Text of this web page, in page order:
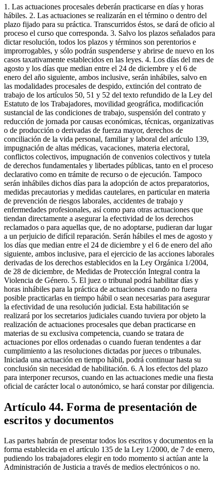
1. Las actuaciones procesales deberán practicarse en días y horas
hábiles. 2. Las actuaciones se realizarán en el término o dentro del
plazo fijado para su práctica. Transcurridos éstos, se dará de oficio al
proceso el curso que corresponda. 3. Salvo los plazos señalados para
dictar resolución, todos los plazos y términos son perentorios e
improrrogables, y sólo podrán suspenderse y abrirse de nuevo en los
casos taxativamente establecidos en las leyes. 4. Los días del mes de
agosto y los días que median entre el 24 de diciembre y el 6 de
enero del año siguiente, ambos inclusive, serán inhábiles, salvo en
las modalidades procesales de despido, extinción del contrato de
trabajo de los artículos 50, 51 y 52 del texto refundido de la Ley del
Estatuto de los Trabajadores, movilidad geográfica, modificación
sustancial de las condiciones de trabajo, suspensión del contrato y
reducción de jornada por causas económicas, técnicas, organizativas
o de producción o derivadas de fuerza mayor, derechos de
conciliación de la vida personal, familiar y laboral del artículo 139,
impugnación de altas médicas, vacaciones, materia electoral,
conflictos colectivos, impugnación de convenios colectivos y tutela
de derechos fundamentales y libertades públicas, tanto en el proceso
declarativo como en trámite de recurso o de ejecución. Tampoco
serán inhábiles dichos días para la adopción de actos preparatorios,
medidas precautorias y medidas cautelares, en particular en materia
de prevención de riesgos laborales, accidentes de trabajo y
enfermedades profesionales, así como para otras actuaciones que
tiendan directamente a asegurar la efectividad de los derechos
reclamados o para aquellas que, de no adoptarse, pudieran dar lugar
a un perjuicio de difícil reparación. Serán hábiles el mes de agosto y
los días que median entre el 24 de diciembre y el 6 de enero del año
siguiente, ambos inclusive, para el ejercicio de las acciones laborales
derivadas de los derechos establecidos en la Ley Orgánica 1/2004,
de 28 de diciembre, de Medidas de Protección Integral contra la
Violencia de Género. 5. El juez o tribunal podrá habilitar días y
horas inhábiles para la práctica de actuaciones cuando no fuera
posible practicarlas en tiempo hábil o sean necesarias para asegurar
la efectividad de una resolución judicial. Esta habilitación se
realizará por los secretarios judiciales cuando tuviera por objeto la
realización de actuaciones procesales que deban practicarse en
materias de su exclusiva competencia, cuando se tratara de
actuaciones por ellos ordenadas o cuando fueran tendentes a dar
cumplimiento a las resoluciones dictadas por jueces o tribunales.
Iniciada una actuación en tiempo hábil, podrá continuar hasta su
conclusión sin necesidad de habilitación. 6. A los efectos del plazo
para interponer recursos, cuando en las actuaciones medie una fiesta
oficial de carácter local o autonómico, se hará constar por diligencia.
Artículo 44. Forma de presentación de
escritos y documentos
Las partes habrán de presentar todos los escritos y documentos en la
forma establecida en el artículo 135 de la Ley 1/2000, de 7 de enero,
pudiendo los trabajadores elegir en todo momento si actúan ante la
Administración de Justicia a través de medios electrónicos o no.